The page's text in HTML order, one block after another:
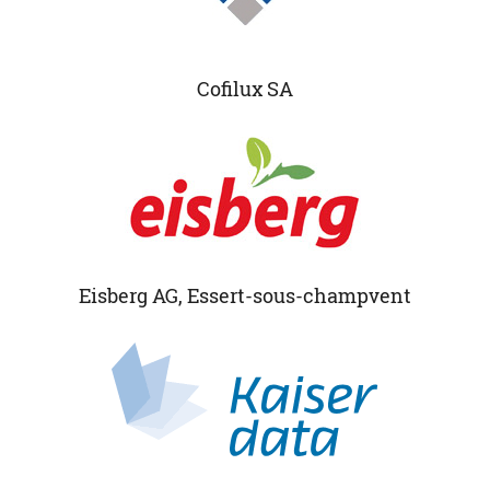
Cofilux SA
Eisberg AG, Essert-sous-champvent